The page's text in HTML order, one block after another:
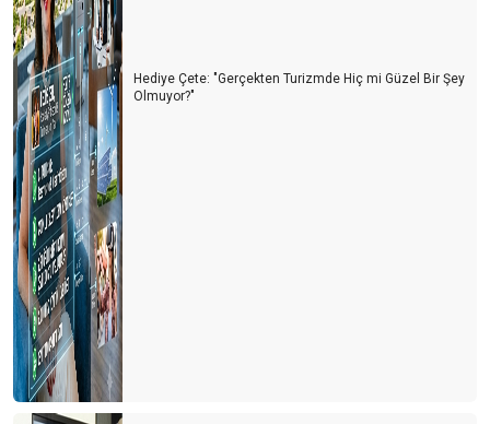
Hediye Çete: "Gerçekten Turizmde Hiç mi Güzel Bir Şey
Olmuyor?"